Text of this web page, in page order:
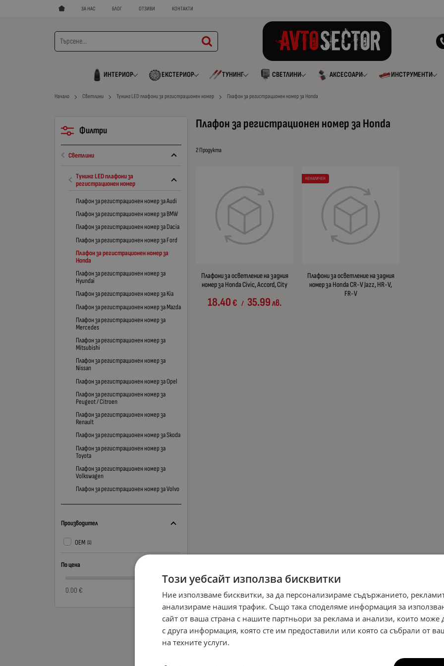
ЗА НАС БЛОГ ОТЗИВИ КОНТАКТИ
ИНТЕРИОР ЕКСТЕРИОР ТУНИНГ СВЕТЛИНИ АКСЕСОАРИ ИНСТРУМЕНТИ
Начало Светлини Тунинг LED плафони за регистрационен номер Плафон за регистрационен номер за Honda
Плафон за регистрационен номер за Honda
2 Продукта
Плафони за осветление на задния
номер за Honda Civic, Accord, City
18.40€ / 35.99лв.
Плафони за осветление на задния
номер за Honda CR-V Jazz, HR-V,
FR-V
НЕНАЛИЧЕН
Филтри
Светлини
Тунинг LED плафони за
регистрационен номер
Плафон за регистрационен номер за Audi
Плафон за регистрационен номер за BMW
Плафон за регистрационен номер за Dacia
Плафон за регистрационен номер за Ford
Плафон за регистрационен номер за
Honda
Плафон за регистрационен номер за
Hyundai
Плафон за регистрационен номер за Kia
Плафон за регистрационен номер за Mazda
Плафон за регистрационен номер за
Mercedes
Плафон за регистрационен номер за
Mitsubishi
Плафон за регистрационен номер за
Nissan
Плафон за регистрационен номер за Opel
Плафон за регистрационен номер за
Peugeot / Citroen
Плафон за регистрационен номер за
Renault
Плафон за регистрационен номер за Skoda
Плафон за регистрационен номер за
Toyota
Плафон за регистрационен номер за
Volkswagen
Плафон за регистрационен номер за Volvo
Производител
OEM (1)
По цена
0.00 € 0.00 €
Този уебсайт използва бисквитки
Ние използваме бисквитки, за да персонализираме съдържанието,
анализираме нашия трафик. Също така споделяме информация за
сайт от ваша страна с нашите партньори за реклама и анализи, които може
с друга информация, която сте им предоставили или която са събрали от
на техните услуги.